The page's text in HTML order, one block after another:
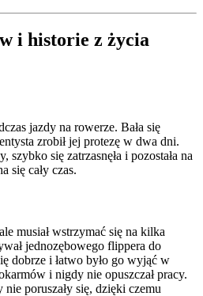
i historie z życia
jazdy na rowerze. Bała się
zrobił jej protezę w dwa dni.
szybko się zatrzasnęła i pozostała na
się cały czas.
musiał wstrzymać się na kilka
jednozębowego flippera do
dobrze i łatwo było go wyjąć w
i nigdy nie opuszczał pracy.
nie poruszały się, dzięki czemu